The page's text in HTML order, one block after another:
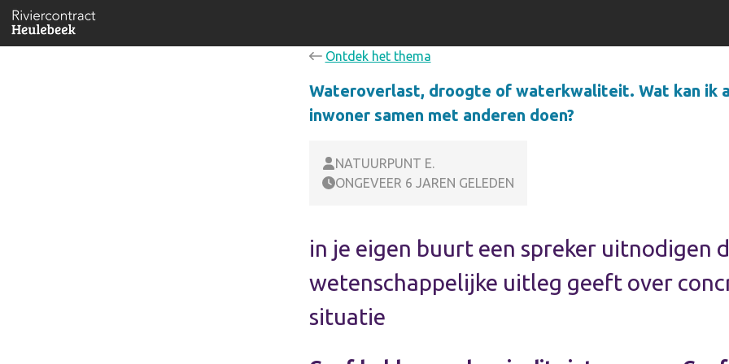
Ontdek het thema
Wateroverlast, droogte of waterkwaliteit. Wat kan ik
inwoner samen met anderen doen?
NATUURPUNT E.
ONGEVEER 6 JAREN GELEDEN
in je eigen buurt een spreker uitnodigen
wetenschappelijke uitleg geeft over
situatie